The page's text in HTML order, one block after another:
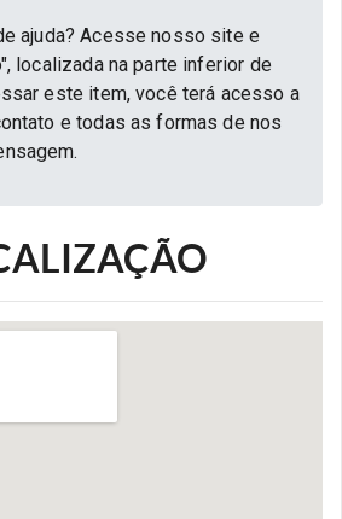
ajuda? Acesse nosso site e
localizada na parte inferior de
este item, você terá acesso a
e todas as formas de nos